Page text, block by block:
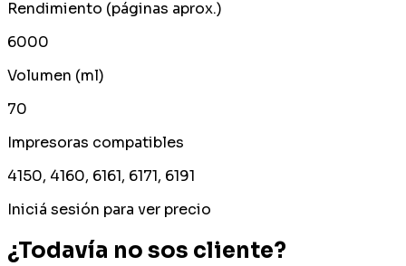
Rendimiento (páginas aprox.)
6000
Volumen (ml)
70
Impresoras compatibles
4150, 4160, 6161, 6171, 6191
Iniciá sesión para ver precio
¿Todavía no sos cliente?